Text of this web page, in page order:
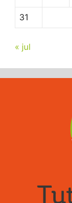
31
« jul